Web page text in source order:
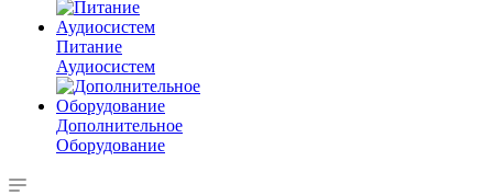
Питание
Аудиосистем
Дополнительное
Оборудование